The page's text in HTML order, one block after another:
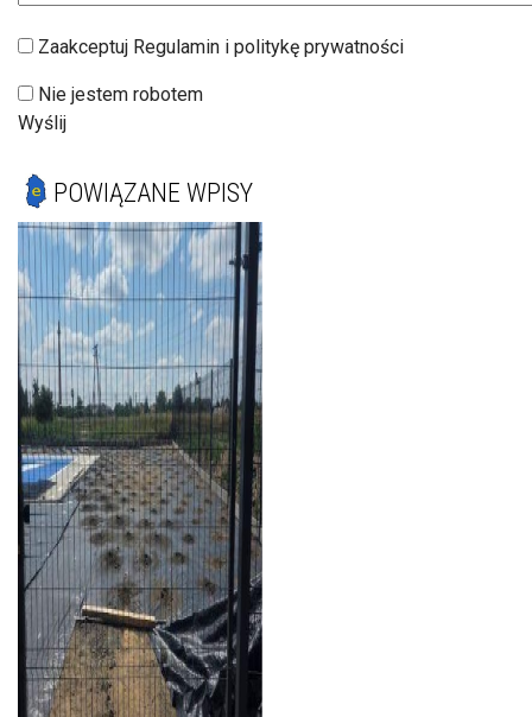
Zaakceptuj Regulamin i politykę prywatności
Nie jestem robotem
Wyślij
POWIĄZANE WPISY